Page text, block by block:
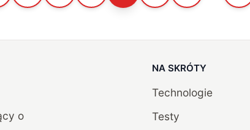
zarówno w […]
o
NA SKRÓTY
Technologie
Testy